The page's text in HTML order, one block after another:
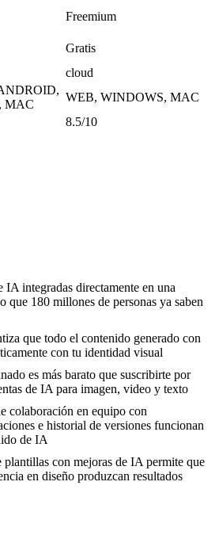
Freemium
Gratis
cloud
MAC
WEB, WINDOWS, MAC
8.5/10
IA integradas directamente en una
que 180 millones de personas ya saben
que todo el contenido generado con
con tu identidad visual
es más barato que suscribirte por
de IA para imagen, video y texto
colaboración en equipo con
e historial de versiones funcionan
de IA
con mejoras de IA permite que
en diseño produzcan resultados